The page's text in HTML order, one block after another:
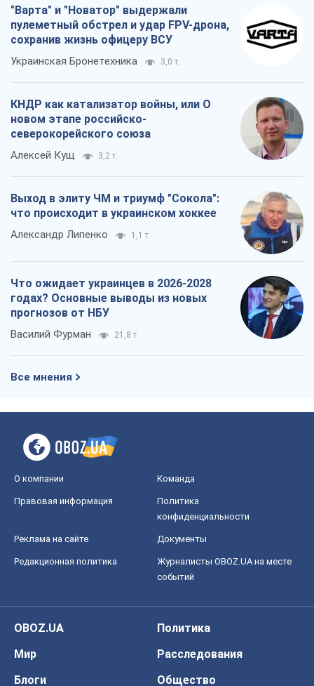
"Варта" и "Новатор" выдержали
пулеметный обстрел и удар FPV-дрона,
сохранив жизнь офицеру ВСУ
Украинская Бронетехника 3,0 т.
КНДР как катализатор войны, или О
новом этапе российско-
северокорейского союза
Алексей Кущ 3,2 т.
Выход в элиту ЧМ и триумф "Сокола":
что происходит в украинском хоккее
Александр Липенко 1,1 т.
Что ожидает украинцев в 2026-2028
годах? Основные выводы из новых
прогнозов от НБУ
Василий Фурман 21,8 т.
Все мнения
О компании Команда
Правовая информация
Политика
конфиденциальности
Реклама на сайте Документы
Редакционная политика
Журналисты OBOZ.UA на месте
событий
OBOZ.UA
Политика
Мир
Расследования
Блоги
Общество